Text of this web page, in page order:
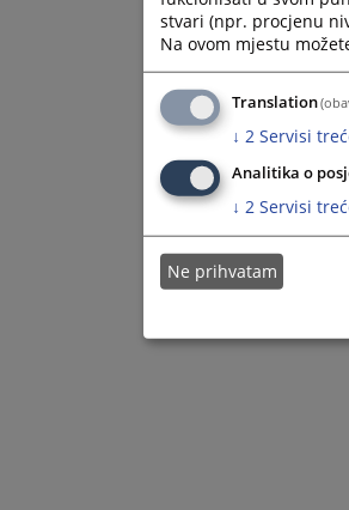
stvari (npr. procjenu
Na ovom mjestu
Translation
↓ 2 Servisi
Analitika o
↓ 2 Servisi
Ne prihvatam